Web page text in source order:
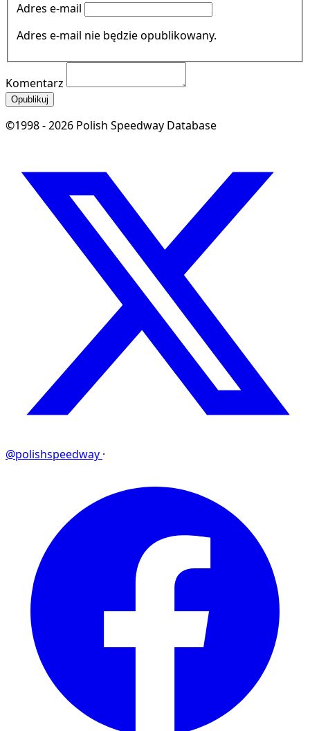
Adres e-mail
Adres e-mail nie będzie opublikowany.
Komentarz
Opublikuj
©1998 - 2026 Polish Speedway Database
@polishspeedway ·